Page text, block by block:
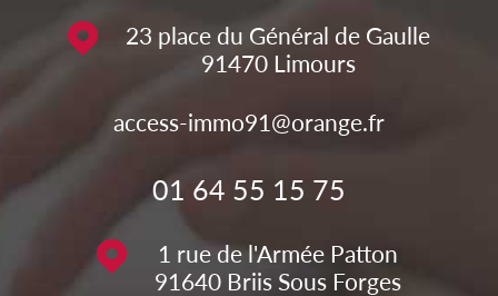
23 place du Général de Gaulle
91470 Limours
access-immo91@orange.fr
01 64 55 15 75
1 rue de l'Armée Patton
91640 Briis Sous Forges